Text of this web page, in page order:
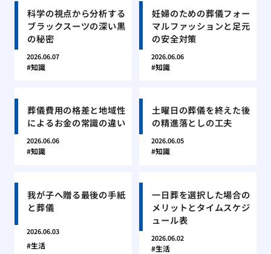
科学の視点から分析する
ブラックスーツの深い黒
の秘密
2026.06.07
知識
妊婦のための葬儀フォー
マルファッションと足元
の安全対策
2026.06.06
知識
葬儀費用の格差と地域性
によるお金の常識の違い
2026.06.06
知識
土曜日の葬儀を終えた後
の精進落としの工夫
2026.06.05
知識
我が子へ贈る最後の手紙
と葬儀
2026.06.03
生活
一日葬を選択した場合の
メリットとタイムスケジ
ュール表
2026.06.02
生活